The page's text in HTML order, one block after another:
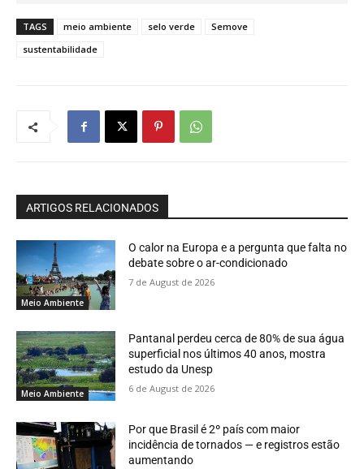
TAGS meio ambiente selo verde
Semove
sustentabilidade
ARTIGOS RELACIONADOS
Meio Ambiente
O calor na Europa e a pergunta que falta no
debate sobre o ar-condicionado
7 de August de 2026
Meio Ambiente
Pantanal perdeu cerca de 80% de sua água
superficial nos últimos 40 anos, mostra
estudo da Unesp
6 de August de 2026
Por que Brasil é 2º país com maior
incidência de tornados — e registros estão
aumentando